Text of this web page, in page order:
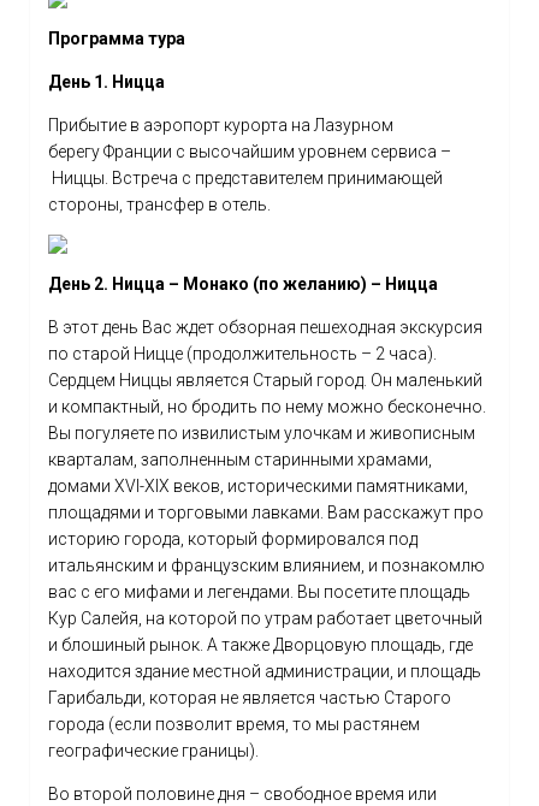
Программа тура
День 1. Ницца
Прибытие в аэропорт курорта на Лазурном
берегу Франции с высочайшим уровнем сервиса –
Ниццы. Встреча с представителем принимающей
стороны, трансфер в отель.
День 2. Ницца – Монако (по желанию) – Ницца
В этот день Вас ждет обзорная пешеходная экскурсия
по старой Ницце (продолжительность – 2 часа).
Сердцем Ниццы является Старый город. Он маленький
и компактный, но бродить по нему можно бесконечно.
Вы погуляете по извилистым улочкам и живописным
кварталам, заполненным старинными храмами,
домами XVI-XIX веков, историческими памятниками,
площадями и торговыми лавками. Вам расскажут про
историю города, который формировался под
итальянским и французским влиянием, и познакомлю
вас с его мифами и легендами. Вы посетите площадь
Кур Салейя, на которой по утрам работает цветочный
и блошиный рынок. А также Дворцовую площадь, где
находится здание местной администрации, и площадь
Гарибальди, которая не является частью Старого
города (если позволит время, то мы растянем
географические границы).
Во второй половине дня – свободное время или